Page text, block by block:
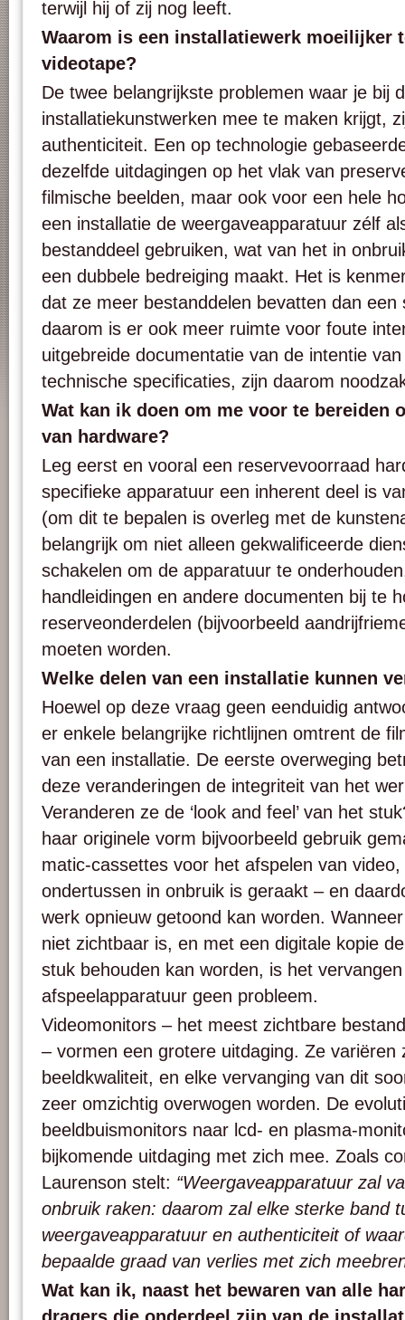
terwijl hij of zij nog leeft.
Waarom is een installatiewerk moeilijker
videotape?
De twee belangrijkste problemen waar je bij
installatiekunstwerken mee te maken krijgt,
authenticiteit. Een op technologie
dezelfde uitdagingen op het vlak van
filmische beelden, maar ook voor een hele
een installatie de weergaveapparatuur zélf
bestanddeel gebruiken, wat van het in
een dubbele bedreiging maakt. Het is
dat ze meer bestanddelen bevatten dan een
daarom is er ook meer ruimte voor foute
uitgebreide documentatie van de intentie
technische specificaties, zijn daarom
Wat kan ik doen om me voor te bereiden
van hardware?
Leg eerst en vooral een reservevoorraad
specifieke apparatuur een inherent deel is
(om dit te bepalen is overleg met de
belangrijk om niet alleen gekwalificeerde
schakelen om de apparatuur te
handleidingen en andere documenten bij te
reserveonderdelen (bijvoorbeeld
moeten worden.
Welke delen van een installatie kunnen
Hoewel op deze vraag geen eenduidig
er enkele belangrijke richtlijnen omtrent de
van een installatie. De eerste overweging
deze veranderingen de integriteit van het
Veranderen ze de ‘look and feel’ van het
haar originele vorm bijvoorbeeld gebruik
matic-cassettes voor het afspelen van
ondertussen in onbruik is geraakt – en
werk opnieuw getoond kan worden.
niet zichtbaar is, en met een digitale kopie de
stuk behouden kan worden, is het
afspeelapparatuur geen probleem.
Videomonitors – het meest zichtbare
– vormen een grotere uitdaging. Ze variëren
beeldkwaliteit, en elke vervanging van dit
zeer omzichtig overwogen worden. De
beeldbuismonitors naar lcd- en plasma-
bijkomende uitdaging met zich mee. Zoals
Laurenson stelt: “Weergaveapparatuur zal
onbruik raken: daarom zal elke sterke band
weergaveapparatuur en authenticiteit of
bepaalde graad van verlies met zich
Wat kan ik, naast het bewaren van alle